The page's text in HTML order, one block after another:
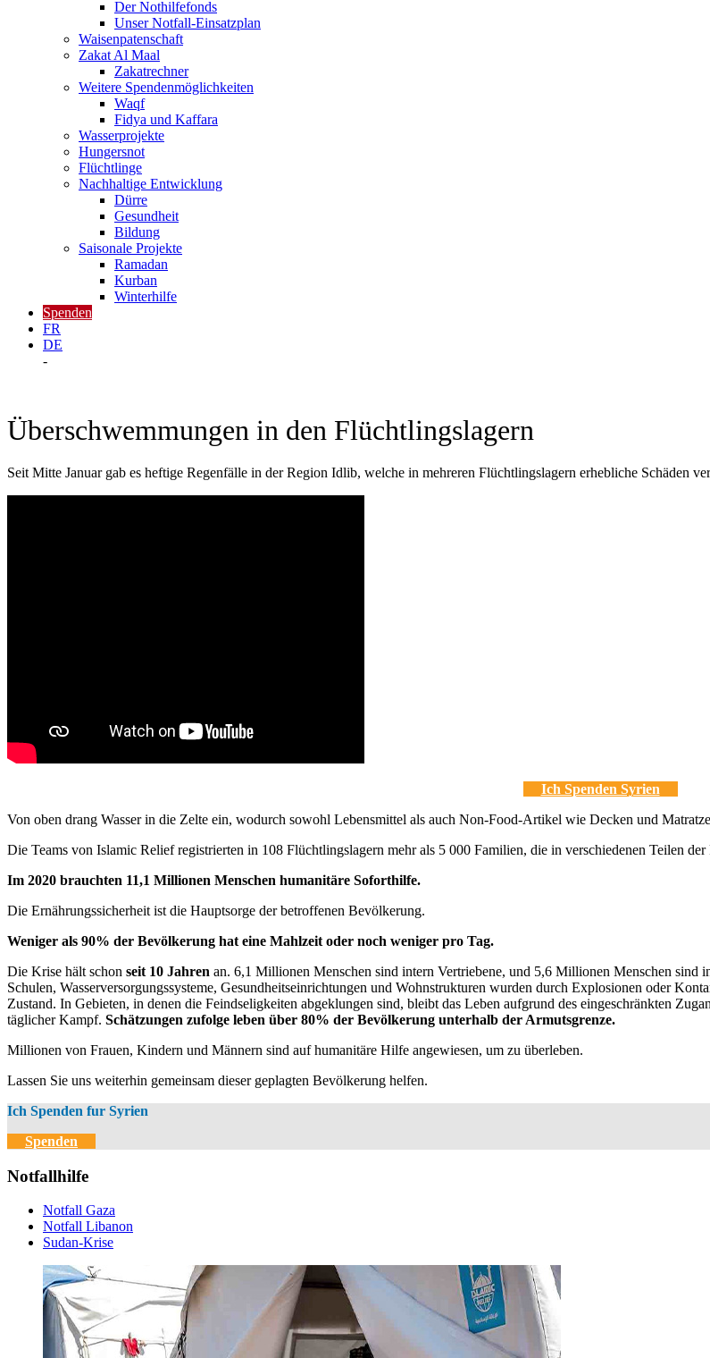
Der Nothilfefonds
Unser Notfall-Einsatzplan
Waisenpatenschaft
Zakat Al Maal
Zakatrechner
Weitere Spendenmöglichkeiten
Waqf
Fidya und Kaffara
Wasserprojekte
Hungersnot
Flüchtlinge
Nachhaltige Entwicklung
Dürre
Gesundheit
Bildung
Saisonale Projekte
Ramadan
Kurban
Winterhilfe
Spenden
FR
DE
-
Überschwemmungen in den Flüchtlingslagern
Seit Mitte Januar gab es heftige Regenfälle in der Region Idlib, welche in mehreren Flüchtlingslagern erhebliche Schäden
Ich Spenden Syrien
Von oben drang Wasser in die Zelte ein, wodurch sowohl Lebensmittel als auch Non-Food-Artikel wie Decken und
Die Teams von Islamic Relief registrierten in 108 Flüchtlingslagern mehr als 5 000 Familien, die in verschiedenen Teilen
Im 2020 brauchten 11,1 Millionen Menschen humanitäre Soforthilfe.
Die Ernährungssicherheit ist die Hauptsorge der betroffenen Bevölkerung.
Weniger als 90% der Bevölkerung hat eine Mahlzeit oder noch weniger pro Tag.
Die Krise hält schon seit 10 Jahren an. 6,1 Millionen Menschen sind intern Vertriebene, und 5,6 Millionen Menschen
Schulen, Wasserversorgungssysteme, Gesundheitseinrichtungen und Wohnstrukturen wurden durch Explosionen oder
Zustand. In Gebieten, in denen die Feindseligkeiten abgeklungen sind, bleibt das Leben aufgrund des eingeschränkten
täglicher Kampf. Schätzungen zufolge leben über 80% der Bevölkerung unterhalb der Armutsgrenze.
Millionen von Frauen, Kindern und Männern sind auf humanitäre Hilfe angewiesen, um zu überleben.
Lassen Sie uns weiterhin gemeinsam dieser geplagten Bevölkerung helfen.
Ich Spenden fur Syrien
Spenden
Notfallhilfe
Notfall Gaza
Notfall Libanon
Sudan-Krise